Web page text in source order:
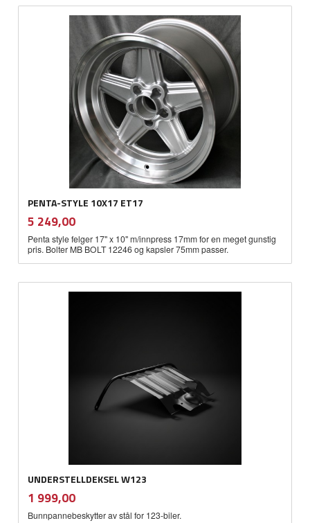
PENTA-STYLE 10X17 ET17
Pris
5 249,00mva.
Penta style felger 17" x 10" m/innpress 17mm for en meget gunstig
pris. Bolter MB BOLT 12246 og kapsler 75mm passer.
UNDERSTELLDEKSEL W123
Pris
1 999,00mva.
Bunnpannebeskytter av stål for 123-biler.